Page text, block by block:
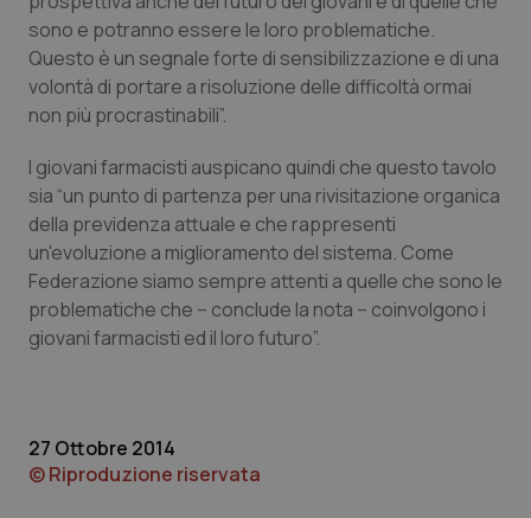
Campania
Emilia-Romagna
Friuli Venezia Giulia
Lazio
Liguria
Lombardia
Molise
Car-T
Colesterolo & coronaropatie
Dermatite Atopica
Diabete & glucometri
Disturbi dell’umore
Dolore
Epatiti
sono e potranno essere le loro problematiche.
Questo è un segnale forte di sensibilizzazione e di una
volontà di portare a risoluzione delle difficoltà ormai
non più procrastinabili”.
I giovani farmacisti auspicano quindi che questo tavolo
sia “un punto di partenza per una rivisitazione organica
della previdenza attuale e che rappresenti
un'evoluzione a miglioramento del sistema. Come
Federazione siamo sempre attenti a quelle che sono le
problematiche che – conclude la nota – coinvolgono i
giovani farmacisti ed il loro futuro”.
27 Ottobre 2014
© Riproduzione riservata